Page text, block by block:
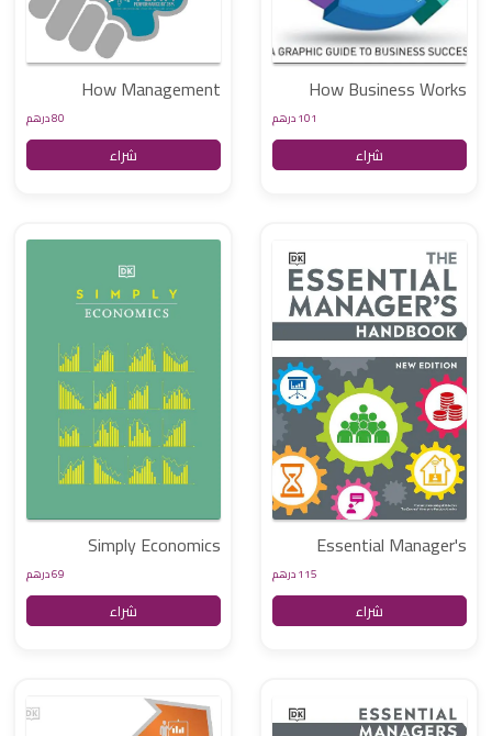
How Business Works
Busniess Success
101 درهم
شراء
How Management
Works - The Concepts
Visually Explained
80 درهم
شراء
Essential Manager's
115 درهم
شراء
Simply Economics
69 درهم
شراء